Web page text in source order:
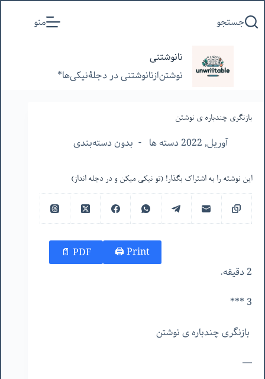
به
جستجو منو
نانوشتنی
نوشتن‌از‌نانوشتنی‌ در‌ دجلۀنیکی‌ها*
بازنگری چندباره ‌ی نوشتن
آوریل, 2022 دسته ها بدون دسته‌بندی
این نوشته را به اشتراک بگذار! (تو نیکی میکن و در دجله انداز)
Print 🖨
PDF 📄
2 دقیقه.
3 ***
بازنگری چندباره ‌ی نوشتن
—